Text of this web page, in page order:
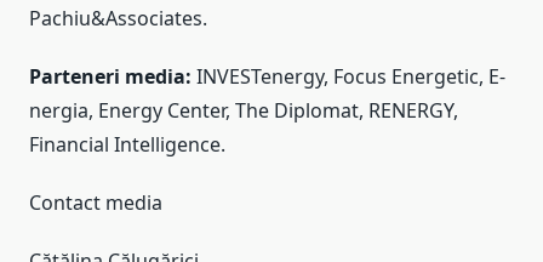
Pachiu&Associates.
Parteneri media: INVESTenergy, Focus Energetic, E-
nergia, Energy Center, The Diplomat, RENERGY,
Financial Intelligence.
Contact media